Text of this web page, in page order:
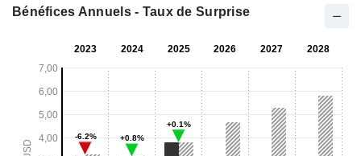
Bénéfices Annuels - Taux de Surprise